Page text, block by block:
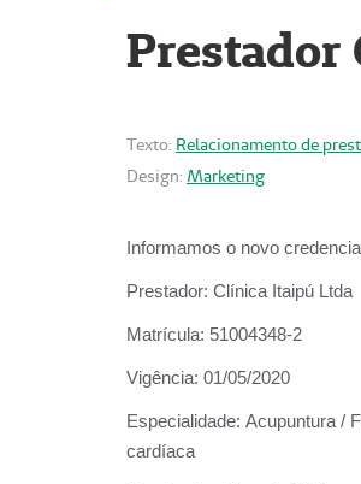
Texto: Relacionamento de
Design: Marketing
Informamos o novo
Prestador: Clínica Itaipú Ltda
Matrícula: 51004348-2
Vigência: 01/05/2020
Especialidade: Acupuntura /
cardíaca